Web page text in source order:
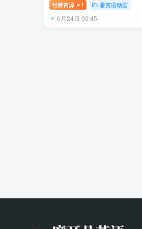
付费资源 ￥ 1 看英语动画
6月24日 00:45